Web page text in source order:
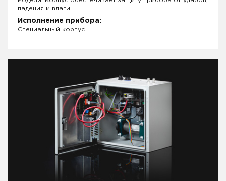
падения и влаги.
Исполнение прибора:
Специальный корпус